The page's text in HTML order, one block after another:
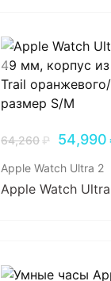
64,260₽ 54,990
Apple Watch Ultra 2
Apple Watch